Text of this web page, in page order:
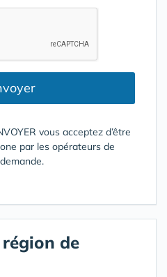
vous acceptez d’être
par les opérateurs de
de